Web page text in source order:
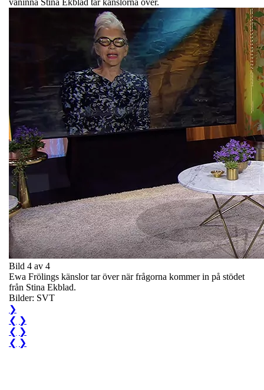
Bild 4 av 4
Ewa Frölings känslor tar över när frågorna kommer in på stödet
från Stina Ekblad.
Bilder: SVT
❯
❮ ❯
❮ ❯
❮ ❯